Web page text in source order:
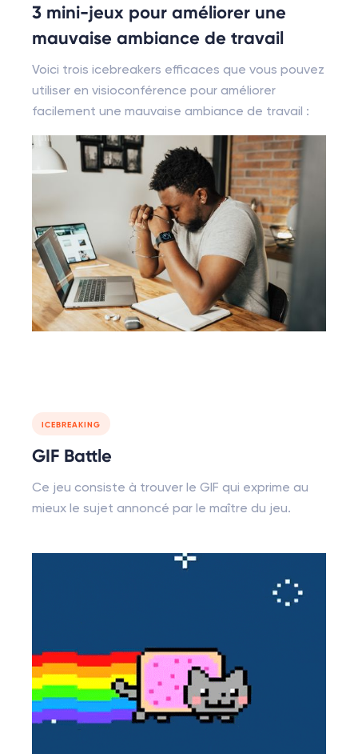
3 mini-jeux pour améliorer une
mauvaise ambiance de travail
Voici trois icebreakers efficaces que vous pouvez
utiliser en visioconférence pour améliorer
facilement une mauvaise ambiance de travail :
ICEBREAKING
GIF Battle
Ce jeu consiste à trouver le GIF qui exprime au
mieux le sujet annoncé par le maître du jeu.